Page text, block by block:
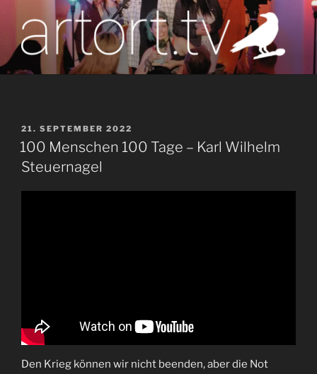
Inhalt
springen
artort.tv
Berichte vom Tatort der Kunst
VERÖFFENTLICHT
AM
21. SEPTEMBER 2022
100 Menschen 100 Tage – Karl Wilhelm
Steuernagel
Den Krieg können wir nicht beenden, aber die Not